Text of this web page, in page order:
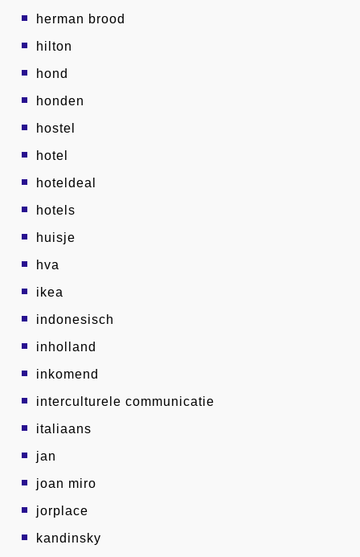
herman brood
hilton
hond
honden
hostel
hotel
hoteldeal
hotels
huisje
hva
ikea
indonesisch
inholland
inkomend
interculturele communicatie
italiaans
jan
joan miro
jorplace
kandinsky